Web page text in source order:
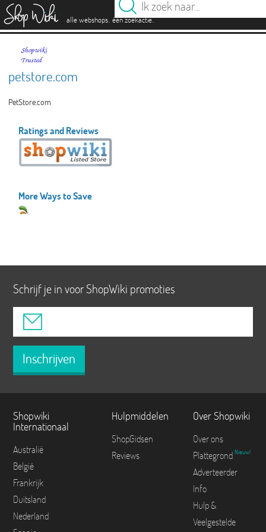
alle webshops. één zoekactie.
petstore.com
PetStore.com
Ratings and Reviews
More Ways to Save
Schrijf je in voor ShopWiki promoties
Inschrijven
Shopwiki
Internationaal
Australië
België
Frankrijk
Duitsland
Nederland
Hulpmiddelen
ShopGidsen
Reviews
Over Shopwiki
Over ons
Plattegrond Nieuw!
Adverteerder
Info
Hulp &
Veelgestelde